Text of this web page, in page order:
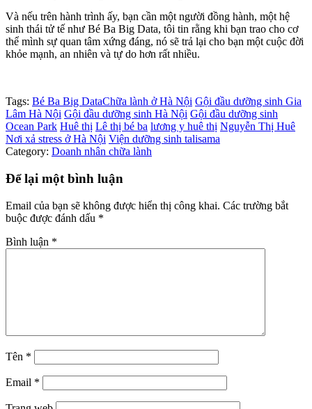
Và nếu trên hành trình ấy, bạn cần một người đồng hành, một hệ
sinh thái tử tế như Bé Ba Big Data, tôi tin rằng khi bạn trao cho cơ
thể mình sự quan tâm xứng đáng, nó sẽ trả lại cho bạn một cuộc đời
khỏe mạnh, an nhiên và tự do hơn rất nhiều.
Tags: Bé Ba Big DataChữa lành ở Hà Nội Gội đầu dưỡng sinh Gia
Lâm Hà Nội Gội đầu dưỡng sinh Hà Nội Gội đầu dưỡng sinh
Ocean Park Huê thị Lê thị bé ba lương y huê thị Nguyễn Thị Huê
Nơi xả stress ở Hà Nội Viện dưỡng sinh talisama
Category: Doanh nhân chữa lành
Để lại một bình luận
Email của bạn sẽ không được hiển thị công khai. Các trường bắt
buộc được đánh dấu *
Bình luận *
Tên *
Email *